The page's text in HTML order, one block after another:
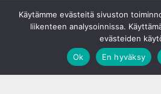
Käytämme evästeitä sivuston
liikenteen analysoinnissa.
evästeiden
Ok
En hyväksy